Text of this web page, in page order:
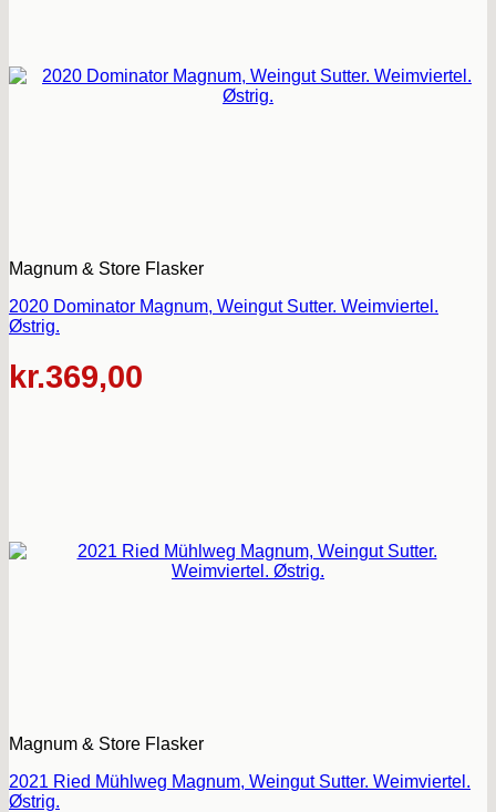
Magnum & Store Flasker
2020 Dominator Magnum, Weingut Sutter. Weimviertel.
Østrig.
kr.369,00
Magnum & Store Flasker
2021 Ried Mühlweg Magnum, Weingut Sutter. Weimviertel.
Østrig.